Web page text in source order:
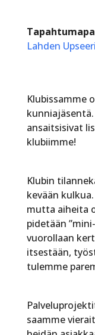
Lahden
Klubissamme
ansaitsisivat
klubiimme!
Klubin
kevään
mutta aiheita
pidetään
vuorollaan
itsestään,
tulemme
saamme